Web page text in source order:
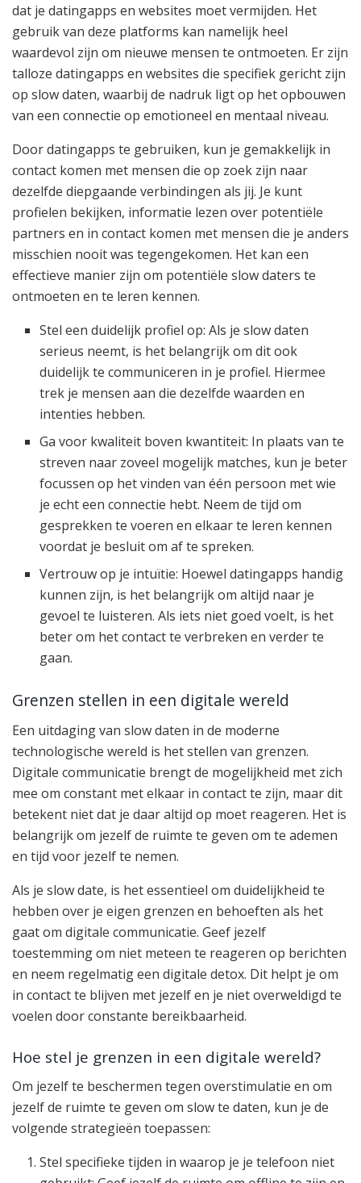
dat je datingapps en websites moet vermijden. Het
gebruik van deze platforms kan namelijk heel
waardevol zijn om nieuwe mensen te ontmoeten. Er zijn
talloze datingapps en websites die specifiek gericht zijn
op slow daten, waarbij de nadruk ligt op het opbouwen
van een connectie op emotioneel en mentaal niveau.
Door datingapps te gebruiken, kun je gemakkelijk in
contact komen met mensen die op zoek zijn naar
dezelfde diepgaande verbindingen als jij. Je kunt
profielen bekijken, informatie lezen over potentiële
partners en in contact komen met mensen die je anders
misschien nooit was tegengekomen. Het kan een
effectieve manier zijn om potentiële slow daters te
ontmoeten en te leren kennen.
Stel een duidelijk profiel op: Als je slow daten
serieus neemt, is het belangrijk om dit ook
duidelijk te communiceren in je profiel. Hiermee
trek je mensen aan die dezelfde waarden en
intenties hebben.
Ga voor kwaliteit boven kwantiteit: In plaats van te
streven naar zoveel mogelijk matches, kun je beter
focussen op het vinden van één persoon met wie
je echt een connectie hebt. Neem de tijd om
gesprekken te voeren en elkaar te leren kennen
voordat je besluit om af te spreken.
Vertrouw op je intuïtie: Hoewel datingapps handig
kunnen zijn, is het belangrijk om altijd naar je
gevoel te luisteren. Als iets niet goed voelt, is het
beter om het contact te verbreken en verder te
gaan.
Grenzen stellen in een digitale wereld
Een uitdaging van slow daten in de moderne
technologische wereld is het stellen van grenzen.
Digitale communicatie brengt de mogelijkheid met zich
mee om constant met elkaar in contact te zijn, maar dit
betekent niet dat je daar altijd op moet reageren. Het is
belangrijk om jezelf de ruimte te geven om te ademen
en tijd voor jezelf te nemen.
Als je slow date, is het essentieel om duidelijkheid te
hebben over je eigen grenzen en behoeften als het
gaat om digitale communicatie. Geef jezelf
toestemming om niet meteen te reageren op berichten
en neem regelmatig een digitale detox. Dit helpt je om
in contact te blijven met jezelf en je niet overweldigd te
voelen door constante bereikbaarheid.
Hoe stel je grenzen in een digitale wereld?
Om jezelf te beschermen tegen overstimulatie en om
jezelf de ruimte te geven om slow te daten, kun je de
volgende strategieën toepassen:
Stel specifieke tijden in waarop je je telefoon niet